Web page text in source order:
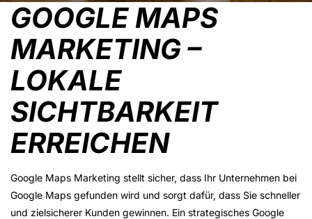
GOOGLE MAPS
MARKETING –
LOKALE
SICHTBARKEIT
ERREICHEN
Google Maps Marketing stellt sicher, dass Ihr Unternehmen bei
Google Maps gefunden wird und sorgt dafür, dass Sie schneller
und zielsicherer Kunden gewinnen. Ein strategisches Google